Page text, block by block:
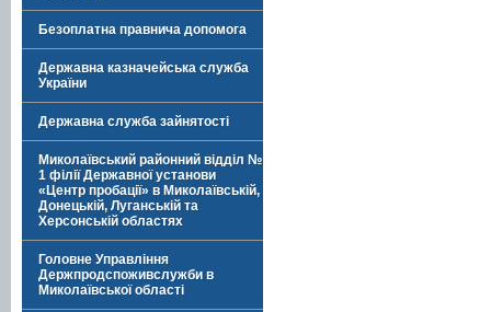
Безоплатна правнича допомога
Державна казначейська служба
України
Державна служба зайнятості
Миколаївський районний відділ №
1 філії Державної установи
«Центр пробації» в Миколаївській,
Донецькій, Луганській та
Херсонській областях
Головне Управління
Держпродспоживслужби в
Миколаївської області